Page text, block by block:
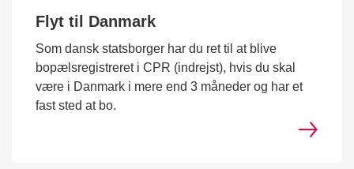
Flyt til Danmark
Som dansk statsborger har du ret til at blive
bopælsregistreret i CPR (indrejst), hvis du skal
være i Danmark i mere end 3 måneder og har et
fast sted at bo.